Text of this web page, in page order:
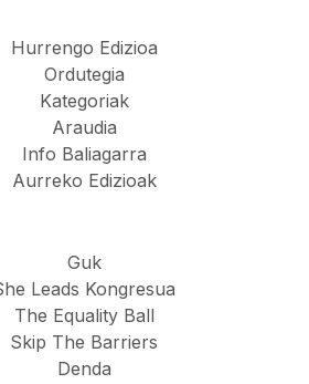
Hurrengo Edizioa
Ordutegia
Kategoriak
Araudia
Info Baliagarra
Aurreko Edizioak
Guk
Leads Kongresua
The Equality Ball
Skip The Barriers
Denda